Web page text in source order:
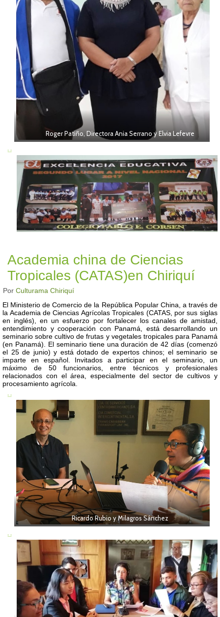
Roger Patiño, Directora Ania Serrano y Elvia Lefevre
Academia china de Ciencias
Tropicales (CATAS)en Chiriquí
Por Culturama Chiriquí
El Ministerio de Comercio de la República Popular China, a través de
la Academia de Ciencias Agrícolas Tropicales (CATAS, por sus siglas
en inglés), en un esfuerzo por fortalecer los canales de amistad,
entendimiento y cooperación con Panamá, está desarrollando un
seminario sobre cultivo de frutas y vegetales tropicales para Panamá
(en Panamá). El seminario tiene una duración de 42 días (comenzó
el 25 de junio) y está dotado de expertos chinos; el seminario se
imparte en español. Invitados a participar en el seminario, un
máximo de 50 funcionarios, entre técnicos y profesionales
relacionados con el área, especialmente del sector de cultivos y
procesamiento agrícola.
Ricardo Rubio y Milagros Sánchez